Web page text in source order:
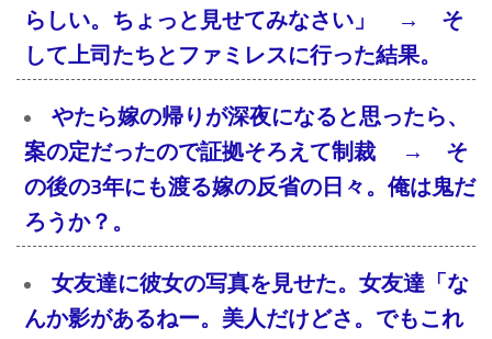
らしい。ちょっと見せてみなさい」 → そ
して上司たちとファミレスに行った結果。
やたら嫁の帰りが深夜になると思ったら、
案の定だったので証拠そろえて制裁 → そ
の後の3年にも渡る嫁の反省の日々。俺は鬼だ
ろうか？。
女友達に彼女の写真を見せた。女友達「な
んか影があるねー。美人だけどさ。でもこれ